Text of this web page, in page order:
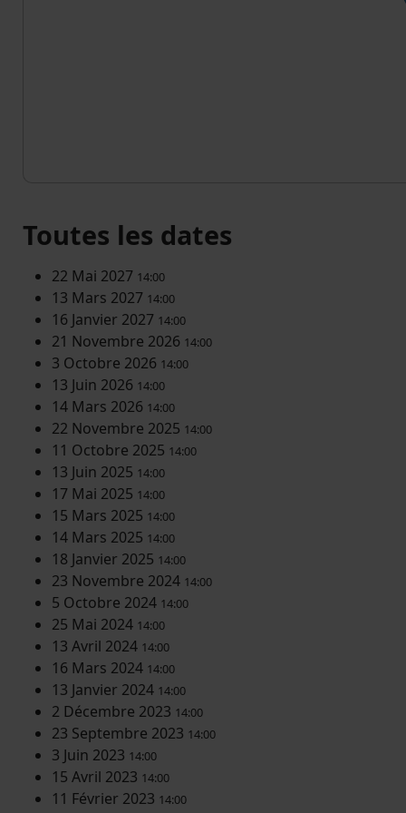
Toutes les dates
22 Mai 2027 14:00
13 Mars 2027 14:00
16 Janvier 2027 14:00
21 Novembre 2026 14:00
3 Octobre 2026 14:00
13 Juin 2026 14:00
14 Mars 2026 14:00
22 Novembre 2025 14:00
11 Octobre 2025 14:00
13 Juin 2025 14:00
17 Mai 2025 14:00
15 Mars 2025 14:00
14 Mars 2025 14:00
18 Janvier 2025 14:00
23 Novembre 2024 14:00
5 Octobre 2024 14:00
25 Mai 2024 14:00
13 Avril 2024 14:00
16 Mars 2024 14:00
13 Janvier 2024 14:00
2 Décembre 2023 14:00
23 Septembre 2023 14:00
3 Juin 2023 14:00
15 Avril 2023 14:00
11 Février 2023 14:00